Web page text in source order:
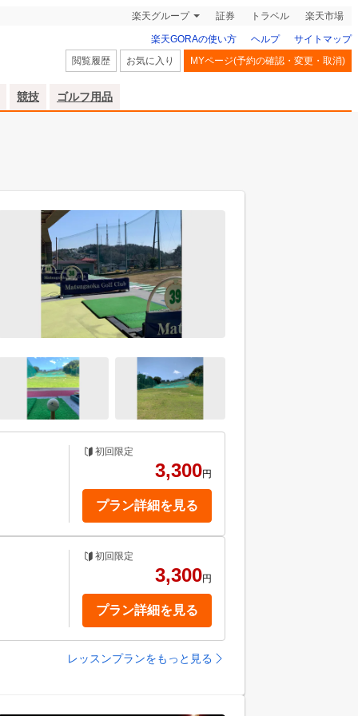
楽天グループ 証券 トラベル 楽天市場
楽天GORAの使い方 ヘルプ
サイトマップ
閲覧履歴
お気に入り MYページ(予約の確認・変更・取消)
競技 ゴルフ用品
初回限定
3,300円
プラン詳細を見る
初回限定
3,300円
プラン詳細を見る
レッスンプランをもっと見る